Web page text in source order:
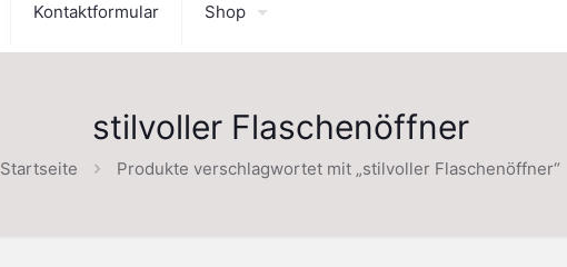
Kontaktformular Shop
stilvoller Flaschenöffner
Startseite Produkte verschlagwortet mit „stilvoller Flaschenöffner“